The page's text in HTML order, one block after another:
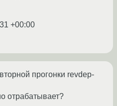
+00:00
прогонки revdep-
отрабатывает?